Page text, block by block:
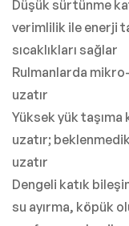
Düşük sürtünme
verimlilik ile enerji
sıcaklıkları sağlar
Rulmanlarda
uzatır
Yüksek yük
uzatır;
uzatır
Dengeli katık
su ayırma, köpük